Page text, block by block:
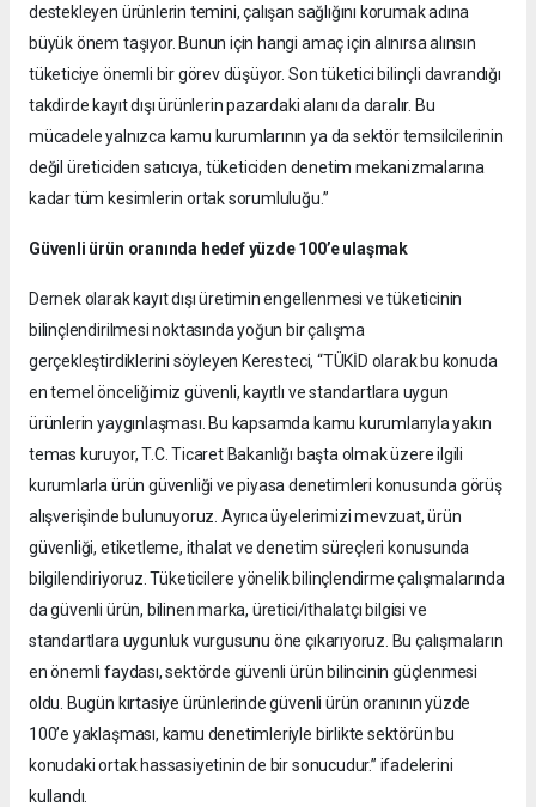
destekleyen ürünlerin temini, çalışan sağlığını korumak adına
büyük önem taşıyor. Bunun için hangi amaç için alınırsa alınsın
tüketiciye önemli bir görev düşüyor. Son tüketici bilinçli davrandığı
takdirde kayıt dışı ürünlerin pazardaki alanı da daralır. Bu
mücadele yalnızca kamu kurumlarının ya da sektör temsilcilerinin
değil üreticiden satıcıya, tüketiciden denetim mekanizmalarına
kadar tüm kesimlerin ortak sorumluluğu.”
Güvenli ürün oranında hedef yüzde 100’e ulaşmak
Dernek olarak kayıt dışı üretimin engellenmesi ve tüketicinin
bilinçlendirilmesi noktasında yoğun bir çalışma
gerçekleştirdiklerini söyleyen Keresteci, “TÜKİD olarak bu konuda
en temel önceliğimiz güvenli, kayıtlı ve standartlara uygun
ürünlerin yaygınlaşması. Bu kapsamda kamu kurumlarıyla yakın
temas kuruyor, T.C. Ticaret Bakanlığı başta olmak üzere ilgili
kurumlarla ürün güvenliği ve piyasa denetimleri konusunda görüş
alışverişinde bulunuyoruz. Ayrıca üyelerimizi mevzuat, ürün
güvenliği, etiketleme, ithalat ve denetim süreçleri konusunda
bilgilendiriyoruz. Tüketicilere yönelik bilinçlendirme çalışmalarında
da güvenli ürün, bilinen marka, üretici/ithalatçı bilgisi ve
standartlara uygunluk vurgusunu öne çıkarıyoruz. Bu çalışmaların
en önemli faydası, sektörde güvenli ürün bilincinin güçlenmesi
oldu. Bugün kırtasiye ürünlerinde güvenli ürün oranının yüzde
100’e yaklaşması, kamu denetimleriyle birlikte sektörün bu
konudaki ortak hassasiyetinin de bir sonucudur.” ifadelerini
kullandı.